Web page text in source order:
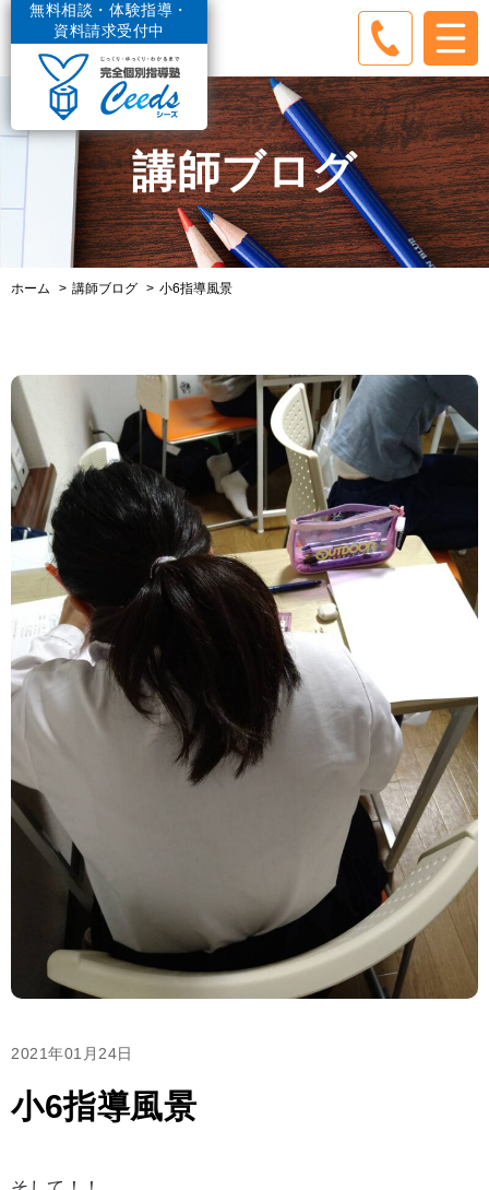
無料相談・体験指導・
資料請求受付中
講師ブログ
ホーム 講師ブログ 小6指導風景
2021年01月24日
小6指導風景